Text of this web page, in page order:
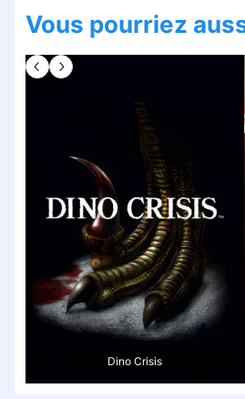
Vous pourriez
Dino Crisis